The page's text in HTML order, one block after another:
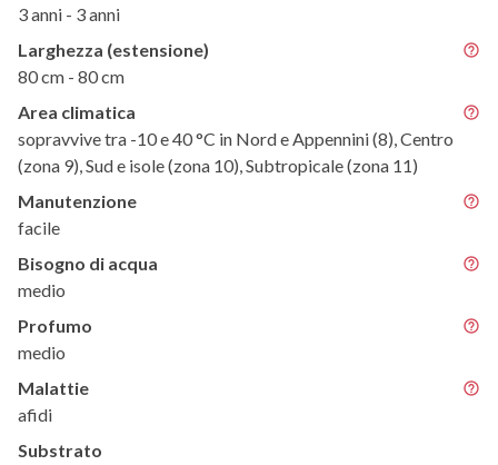
3 anni - 3 anni
Larghezza (estensione)
80 cm - 80 cm
Area climatica
sopravvive tra -10 e 40 °C in Nord e Appennini (8), Centro
(zona 9), Sud e isole (zona 10), Subtropicale (zona 11)
Manutenzione
facile
Bisogno di acqua
medio
Profumo
medio
Malattie
afidi
Substrato